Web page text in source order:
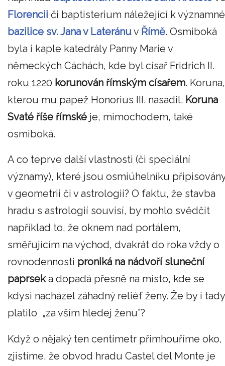
Florencii či baptisterium náležející k významné
bazilice sv. Jana v Lateránuv Římě. Osmiboká
byla i kaple katedrály Panny Marie v
německých Cáchách, kde byl císař Fridrich II.
roku 1220 korunován římským císařem. Koruna,
kterou mu papež Honorius III. nasadil. Koruna
Svaté říše římské je, mimochodem, také
osmiboká.
A co teprve další vlastnosti (či speciální
významy), které jsou osmiúhelníku
v geometrii či v astrologii? O faktu, že stavba
hradu s astrologií souvisí, by mohlo svědčit
například to, že oknem nad portálem,
směřujícím na východ, dvakrát do roka vždy o
rovnodennosti proniká na nádvoří sluneční
paprseka dopadá přesně na místo, kde se
kdysi nacházel záhadný reliéf ženy. Že by i tady
platilo „za vším hledej ženu”?
Když o nějaký ten centimetr přimhouříme oko,
zjistíme, že obvod hradu Castel del Monte je